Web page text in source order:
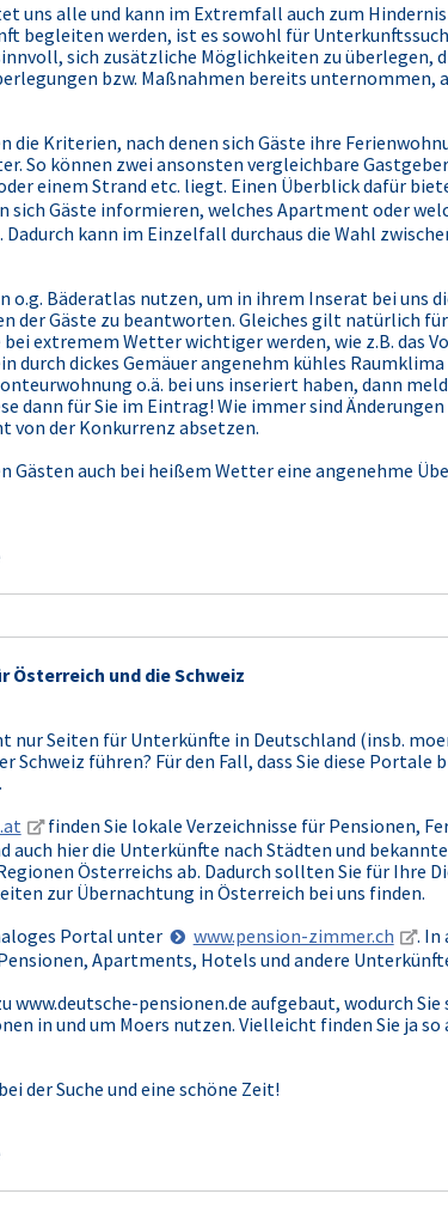
uns alle und kann im Extremfall auch zum
begleiten werden, ist es sowohl für
sich zusätzliche Möglichkeiten zu überlegen,
bzw. Maßnahmen bereits unternommen,
die Kriterien, nach denen sich Gäste ihre
So können zwei ansonsten vergleichbare
einem Strand etc. liegt. Einen Überblick dafür
sich Gäste informieren, welches Apartment oder
kann im Einzelfall durchaus die Wahl
o.g. Bäderatlas nutzen, um in ihrem Inserat bei uns
der Gäste zu beantworten. Gleiches gilt natürlich
extremem Wetter wichtiger werden, wie z.B. das
durch dickes Gemäuer angenehm kühles Raumklima
o.ä. bei uns inseriert haben, dann
dann für Sie im Eintrag! Wie immer sind
von der Konkurrenz absetzen.
Gästen auch bei heißem Wetter eine angenehme
und die Schweiz
nur Seiten für Unterkünfte in Deutschland (insb.
Schweiz führen? Für den Fall, dass Sie diese
finden Sie lokale Verzeichnisse für Pensionen,
auch hier die Unterkünfte nach Städten und
Österreichs ab. Dadurch sollten Sie für Ihre
zur Übernachtung in Österreich bei uns finden.
Portal unter
www.pension-zimmer.ch
. In
Apartments, Hotels und andere
www.deutsche-pensionen.de aufgebaut, wodurch
in und um Moers nutzen. Vielleicht finden Sie ja
der Suche und eine schöne Zeit!